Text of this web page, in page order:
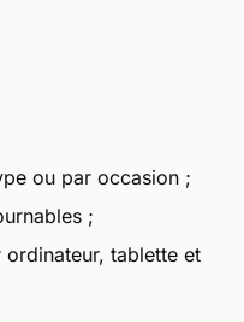
ou par occasion ;
;
tablette et